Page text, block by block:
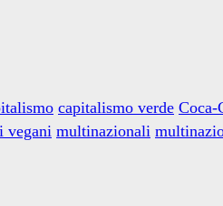
capitalismo verde Coca-
vegani multinazionali